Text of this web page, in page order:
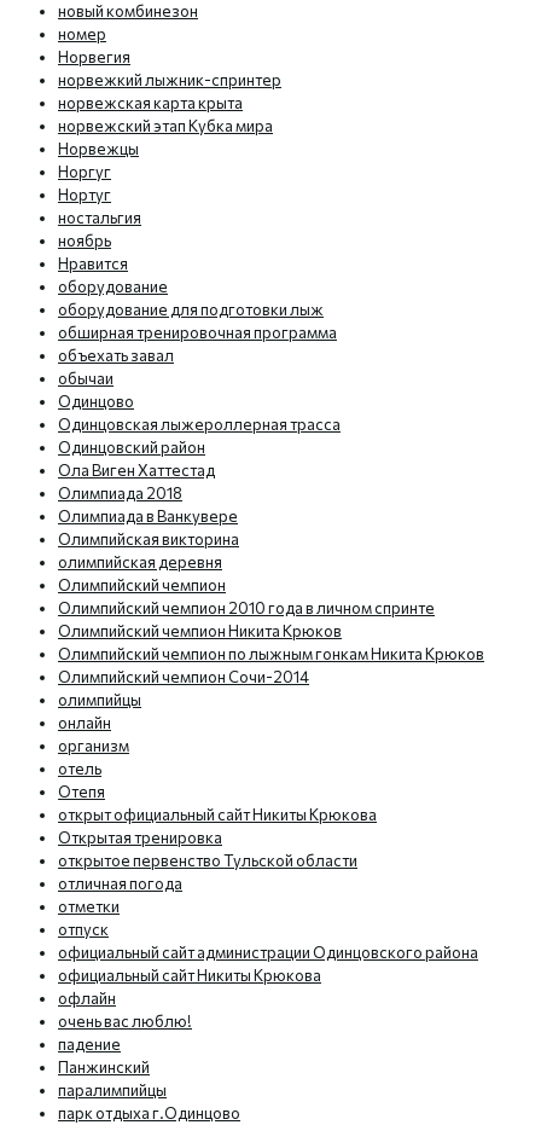
новый комбинезон
номер
Норвегия
норвежкий лыжник-спринтер
норвежская карта крыта
норвежский этап Кубка мира
Норвежцы
Норгуг
Нортуг
ностальгия
ноябрь
Нравится
оборудование
оборудование для подготовки лыж
обширная тренировочная программа
объехать завал
обычаи
Одинцово
Одинцовская лыжероллерная трасса
Одинцовский район
Ола Виген Хаттестад
Олимпиада 2018
Олимпиада в Ванкувере
Олимпийская викторина
олимпийская деревня
Олимпийский чемпион
Олимпийский чемпион 2010 года в личном спринте
Олимпийский чемпион Никита Крюков
Олимпийский чемпион по лыжным гонкам Никита Крюков
Олимпийский чемпион Сочи-2014
олимпийцы
онлайн
организм
отель
Отепя
открыт официальный сайт Никиты Крюкова
Открытая тренировка
открытое первенство Тульской области
отличная погода
отметки
отпуск
официальный сайт администрации Одинцовского района
официальный сайт Никиты Крюкова
офлайн
очень вас люблю!
падение
Панжинский
паралимпийцы
парк отдыха г.Одинцово